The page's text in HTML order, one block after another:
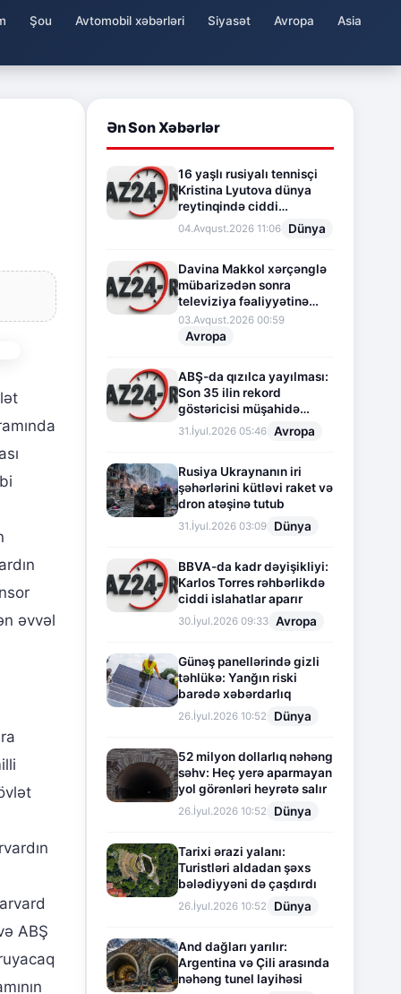
Şou Avtomobil xəbərləri Siyasət Avropa
Asia
əvvəl
ABŞ
Ən Son Xəbərlər
16 yaşlı rusiyalı tennisçi
Kristina Lyutova dünya
reytinqində ciddi
irəliləyişə imza atdı
04.Avqust.2026 11:06 Dünya
Davina Makkol xərçənglə
mübarizədən sonra
televiziya fəaliyyətinə
fasilə verir
03.Avqust.2026 00:59
Avropa
ABŞ-da qızılca yayılması:
Son 35 ilin rekord
göstəricisi müşahidə
olunur
31.İyul.2026 05:46 Avropa
Rusiya Ukraynanın iri
şəhərlərini kütləvi raket və
dron atəşinə tutub
31.İyul.2026 03:09 Dünya
BBVA-da kadr dəyişikliyi:
Karlos Torres rəhbərlikdə
ciddi islahatlar aparır
30.İyul.2026 09:33 Avropa
Günəş panellərində gizli
təhlükə: Yanğın riski
barədə xəbərdarlıq
26.İyul.2026 10:52 Dünya
52 milyon dollarlıq nəhəng
səhv: Heç yerə aparmayan
yol görənləri heyrətə salır
26.İyul.2026 10:52 Dünya
Tarixi ərazi yalanı:
Turistləri aldadan şəxs
bələdiyyəni də çaşdırdı
26.İyul.2026 10:52 Dünya
And dağları yarılır:
Argentina və Çili arasında
nəhəng tunel layihəsi